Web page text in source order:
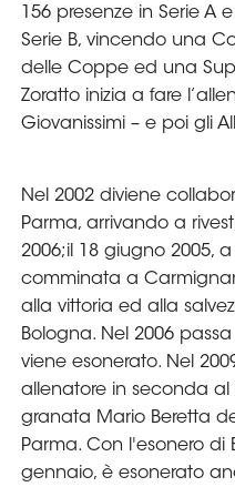
Cerca
Area
Media
Contatti
Assicurazione
Social media